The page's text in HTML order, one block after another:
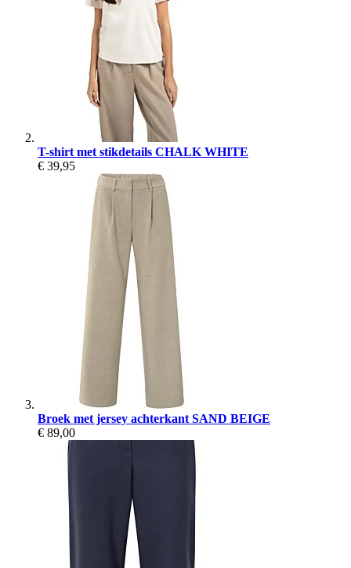
T-shirt met stikdetails CHALK WHITE
€ 39,95
Broek met jersey achterkant SAND BEIGE
€ 89,00